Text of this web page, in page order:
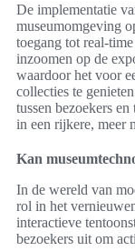
De implementatie
museumomgeving
toegang tot real-
inzoomen op de
waardoor het voor
collecties te
tussen bezoekers
in een rijkere, meer
Kan
In de wereld van
rol in het
interactieve
bezoekers uit om